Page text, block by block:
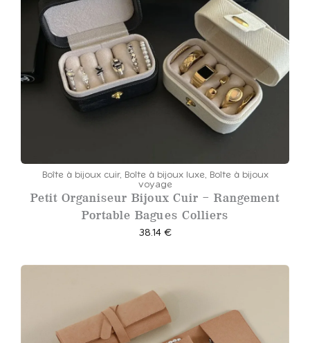
Boîte à bijoux cuir, Boîte à bijoux luxe, Boîte à bijoux
voyage
Petit Organiseur Bijoux Cuir – Rangement
Portable Bagues Colliers
38.14 €